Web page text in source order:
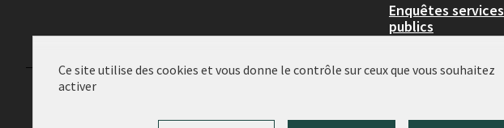
Enquêtes services
publics
Ce site utilise des cookies et vous donne le contrôle sur ceux que vous souhaitez
activer